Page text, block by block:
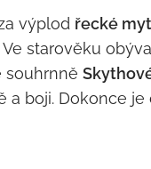
výplod řecké
starověku
souhrnně
boji. Dokonce